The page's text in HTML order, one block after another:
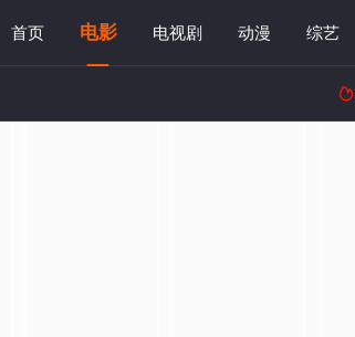
首页 电影 电视剧 动漫 综艺
